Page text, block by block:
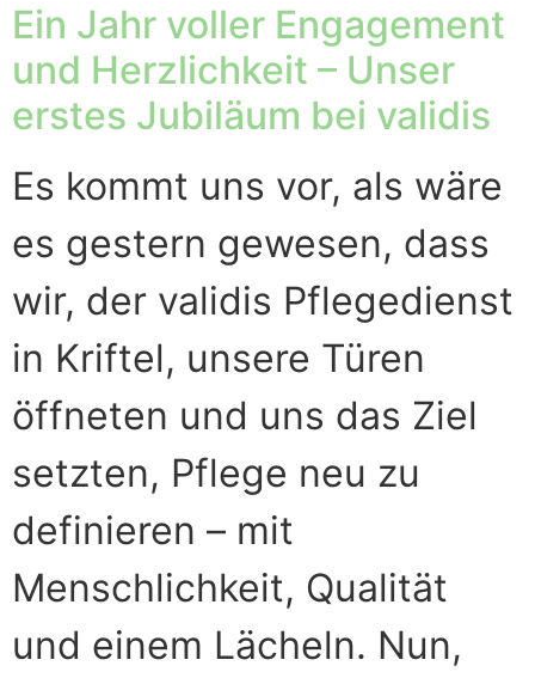
Ein Jahr voller Engagement
und Herzlichkeit – Unser
erstes Jubiläum bei validis
Es kommt uns vor, als wäre
es gestern gewesen, dass
wir, der validis Pflegedienst
in Kriftel, unsere Türen
öffneten und uns das Ziel
setzten, Pflege neu zu
definieren – mit
Menschlichkeit, Qualität
und einem Lächeln. Nun,